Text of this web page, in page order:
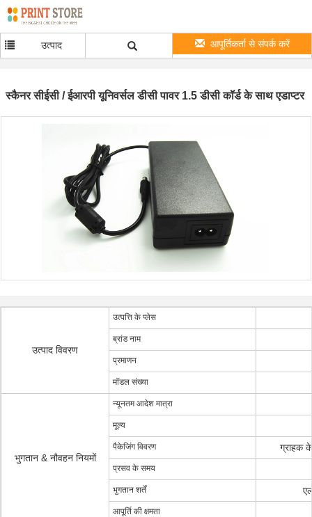
उत्पाद आपूर्तिकर्ता से संपर्क करें
स्कैनर सीईसी / ईआरपी यूनिवर्सल डीसी पावर 1.5 डीसी कॉर्ड के साथ एडाप्टर
उत्पाद विवरण
उत्पत्ति के प्लेस
ब्रांड नाम
प्रमाणन
मॉडल संख्या
भुगतान & नौवहन नियमों
न्यूनतम आदेश मात्रा
मूल्य
पैकेजिंग विवरण ग्राहक
प्रसव के समय
भुगतान शर्तें
आपूर्ति की क्षमता